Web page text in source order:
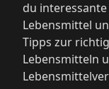
du
Lebensmittel
Tipps zur
Lebensmitteln